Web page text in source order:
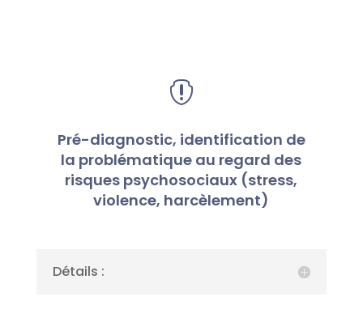

Pré-diagnostic, identification de
la problématique au regard des
risques psychosociaux (stress,
violence, harcèlement)
Détails :